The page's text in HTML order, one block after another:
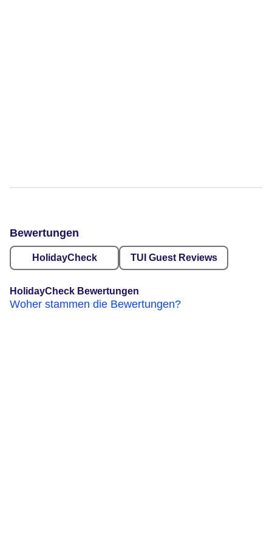
Bewertungen
HolidayCheck TUI Guest Reviews
HolidayCheck Bewertungen
Woher stammen die Bewertungen?